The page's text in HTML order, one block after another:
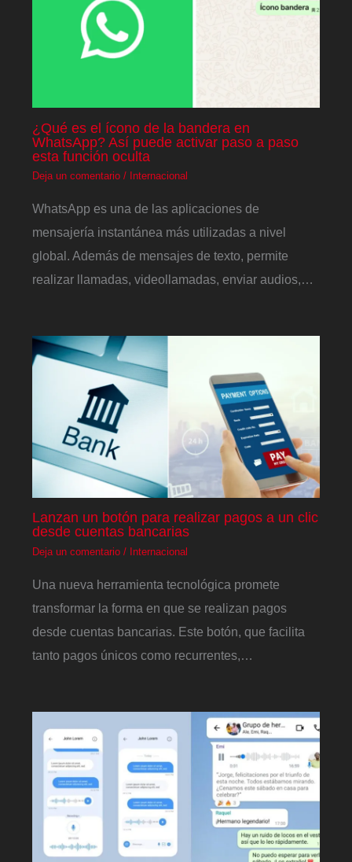
¿Qué es el ícono de la bandera en
WhatsApp? Así puede activar paso a paso
esta función oculta
Deja un comentario / Internacional
WhatsApp es una de las aplicaciones de
mensajería instantánea más utilizadas a nivel
global. Además de mensajes de texto, permite
realizar llamadas, videollamadas, enviar audios,…
Lanzan un botón para realizar pagos a un clic
desde cuentas bancarias
Deja un comentario / Internacional
Una nueva herramienta tecnológica promete
transformar la forma en que se realizan pagos
desde cuentas bancarias. Este botón, que facilita
tanto pagos únicos como recurrentes,…